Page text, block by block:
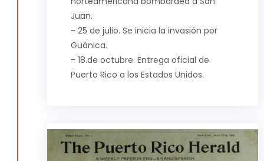
Juan.
- 25 de julio. Se inicia la invasión por
Guánica.
- 18.de octubre. Entrega oficial de
Puerto Rico a los Estados Unidos.